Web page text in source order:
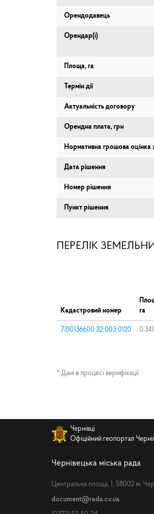
Орендодавець
Орендар(і)
Площа, га
Термін дії
Актуальність договору
Орендна плата, грн
Нормативна грошова оцінка
Дата рішення
Номер рішення
Пункт рішення
ПЕРЕЛІК
Кадастровий номер
га
7310136600:32:003:0120
* Дані в процесі верифікації
Чернівці
Офіційний геопортал
Чернівецька міська рада
Центральна площа, 1, 58002 м.
document@rada.cv.ua